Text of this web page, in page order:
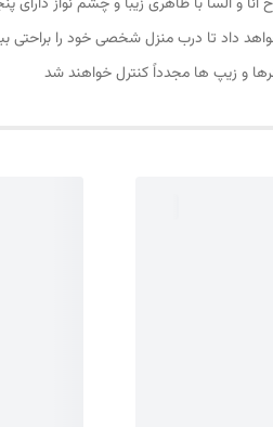
داد تا درب منزل شخصی خود را براحتی
و زیپ ها مجدداً کنترل خواهند شد